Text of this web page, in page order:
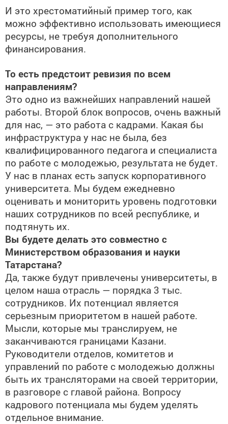
И это хрестоматийный пример того, как
можно эффективно использовать имеющиеся
ресурсы, не требуя дополнительного
финансирования.
То есть предстоит ревизия по всем
направлениям?
Это одно из важнейших направлений нашей
работы. Второй блок вопросов, очень важный
для нас, — это работа с кадрами. Какая бы
инфраструктура у нас не была, без
квалифицированного педагога и специалиста
по работе с молодежью, результата не будет.
У нас в планах есть запуск корпоративного
университета. Мы будем ежедневно
оценивать и мониторить уровень подготовки
наших сотрудников по всей республике, и
подтянуть их.
Вы будете делать это совместно с
Министерством образования и науки
Татарстана?
Да, также будут привлечены университеты, в
целом наша отрасль — порядка 3 тыс.
сотрудников. Их потенциал является
серьезным приоритетом в нашей работе.
Мысли, которые мы транслируем, не
заканчиваются границами Казани.
Руководители отделов, комитетов и
управлений по работе с молодежью должны
быть их трансляторами на своей территории,
в разговоре с главой района. Вопросу
кадрового потенциала мы будем уделять
отдельное внимание.